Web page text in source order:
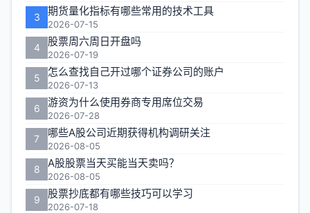
3 期货量化指标有哪些常用的技术工具
2026-07-15
4 股票周六周日开盘吗
2026-07-19
5 怎么查找自己开过哪个证券公司的账户
2026-07-13
6 游资为什么使用券商专用席位交易
2026-07-28
7 哪些A股公司近期获得机构调研关注
2026-08-05
8 A股股票当天买能当天卖吗？
2026-08-05
9 股票抄底都有哪些技巧可以学习
2026-07-18